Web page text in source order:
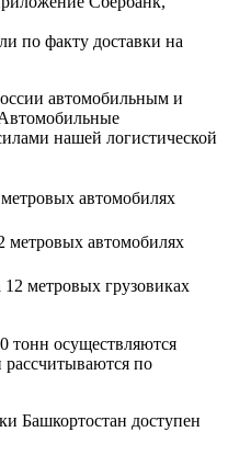
по факту доставки на
автомобильным и
нашей логистической
автомобилях
автомобилях
метровых грузовиках
тонн осуществляются
по
Башкортостан доступен